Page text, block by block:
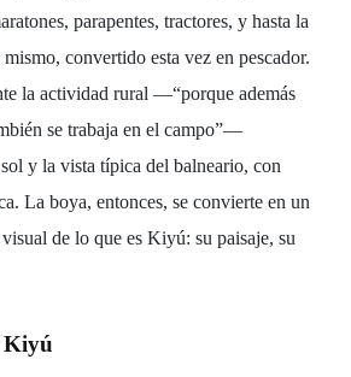
parapentes, tractores, y hasta la
mismo, convertido esta vez en pescador.
la actividad rural —“porque además
se trabaja en el campo”—
y la vista típica del balneario, con
La boya, entonces, se convierte en un
de lo que es Kiyú: su paisaje, su
Kiyú